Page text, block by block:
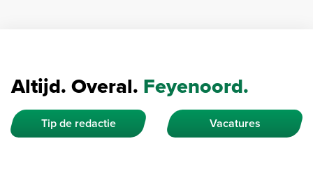
Altijd. Overal. Feyenoord.
Tip de redactie Vacatures